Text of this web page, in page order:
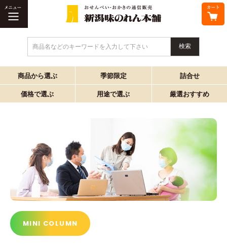
商品名などのキーワードを入力して下さい
商品から選ぶ 季節限定 詰合せ
価格で選ぶ 用途で選ぶ 厳選おすすめ
MINI COLUMN